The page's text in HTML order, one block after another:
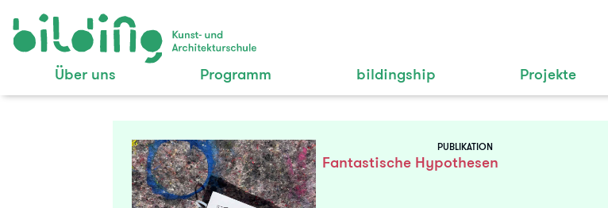
Über uns Programm bildingship Projekte
PUBLIKATION
Fantastische Hypothesen